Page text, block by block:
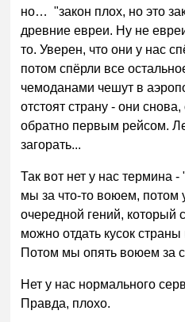
но… "закон плох, но это
древние евреи. Ну не
то. Уверен, что они у нас
потом спёрли все
чемоданами чешут в
отстоят страну - они
обратно первым рейсом.
загорать...
Так вот нет у нас термина
мы за что-то воюем, потом
очередной гений, который
можно отдать кусок
Потом мы опять воюем за
Нет у нас нормального
Правда, плохо.